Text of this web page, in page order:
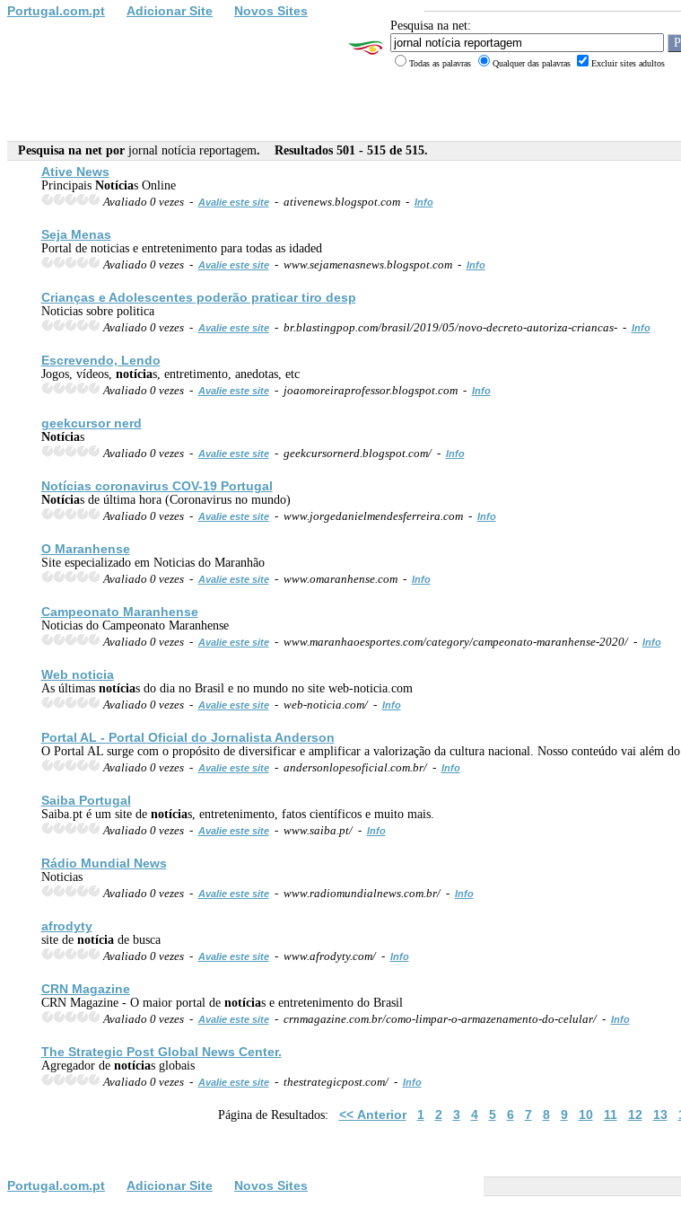
Portugal.com.pt Adicionar Site Novos Sites
Pesquisa na net:
Todas as palavras Qualquer das palavras Excluir sites adultos
Pesquisa na net por jornal notícia reportagem. Resultados 501 - 515 de 515.
Ative News
Principais Notícias Online
Avaliado 0 vezes - Avalie este site- ativenews.blogspot.com - Info
Seja Menas
Portal de noticias e entretenimento para todas as idaded
Avaliado 0 vezes - Avalie este site- www.sejamenasnews.blogspot.com - Info
Crianças e Adolescentes poderão praticar tiro desp
Noticias sobre politica
Avaliado 0 vezes - Avalie este site- br.blastingpop.com/brasil/2019/05/novo-decreto-autoriza-criancas- - Info
Escrevendo, Lendo
Jogos, vídeos, notícias, entretimento, anedotas, etc
Avaliado 0 vezes - Avalie este site- joaomoreiraprofessor.blogspot.com - Info
geekcursor nerd
Notícias
Avaliado 0 vezes - Avalie este site- geekcursornerd.blogspot.com/ - Info
Notícias coronavirus COV-19 Portugal
Notícias de última hora (Coronavirus no mundo)
Avaliado 0 vezes - Avalie este site- www.jorgedanielmendesferreira.com - Info
O Maranhense
Site especializado em Noticias do Maranhão
Avaliado 0 vezes - Avalie este site- www.omaranhense.com - Info
Campeonato Maranhense
Noticias do Campeonato Maranhense
Avaliado 0 vezes - Avalie este site- www.maranhaoesportes.com/category/campeonato-maranhense-2020/ - Info
Web noticia
As últimas notícias do dia no Brasil e no mundo no site web-noticia.com
Avaliado 0 vezes - Avalie este site- web-noticia.com/ - Info
Portal AL - Portal Oficial do Jornalista Anderson
O Portal AL surge com o propósito de diversificar e amplificar a valorização da cultura nacional. Nosso conteúdo vai além
Avaliado 0 vezes - Avalie este site- andersonlopesoficial.com.br/ - Info
Saiba Portugal
Saiba.pt é um site de notícias, entretenimento, fatos científicos e muito mais.
Avaliado 0 vezes - Avalie este site- www.saiba.pt/ - Info
Rádio Mundial News
Noticias
Avaliado 0 vezes - Avalie este site- www.radiomundialnews.com.br/ - Info
afrodyty
site de notíciade busca
Avaliado 0 vezes - Avalie este site- www.afrodyty.com/ - Info
CRN Magazine
CRN Magazine - O maior portal de notícias e entretenimento do Brasil
Avaliado 0 vezes - Avalie este site- crnmagazine.com.br/como-limpar-o-armazenamento-do-celular/ - Info
The Strategic Post Global News Center.
Agregador de notícias globais
Avaliado 0 vezes - Avalie este site- thestrategicpost.com/ - Info
Página de Resultados: << Anterior 1 2 3 4 5 6 7 8 9 10 11 12 13
Portugal.com.pt Adicionar Site Novos Sites